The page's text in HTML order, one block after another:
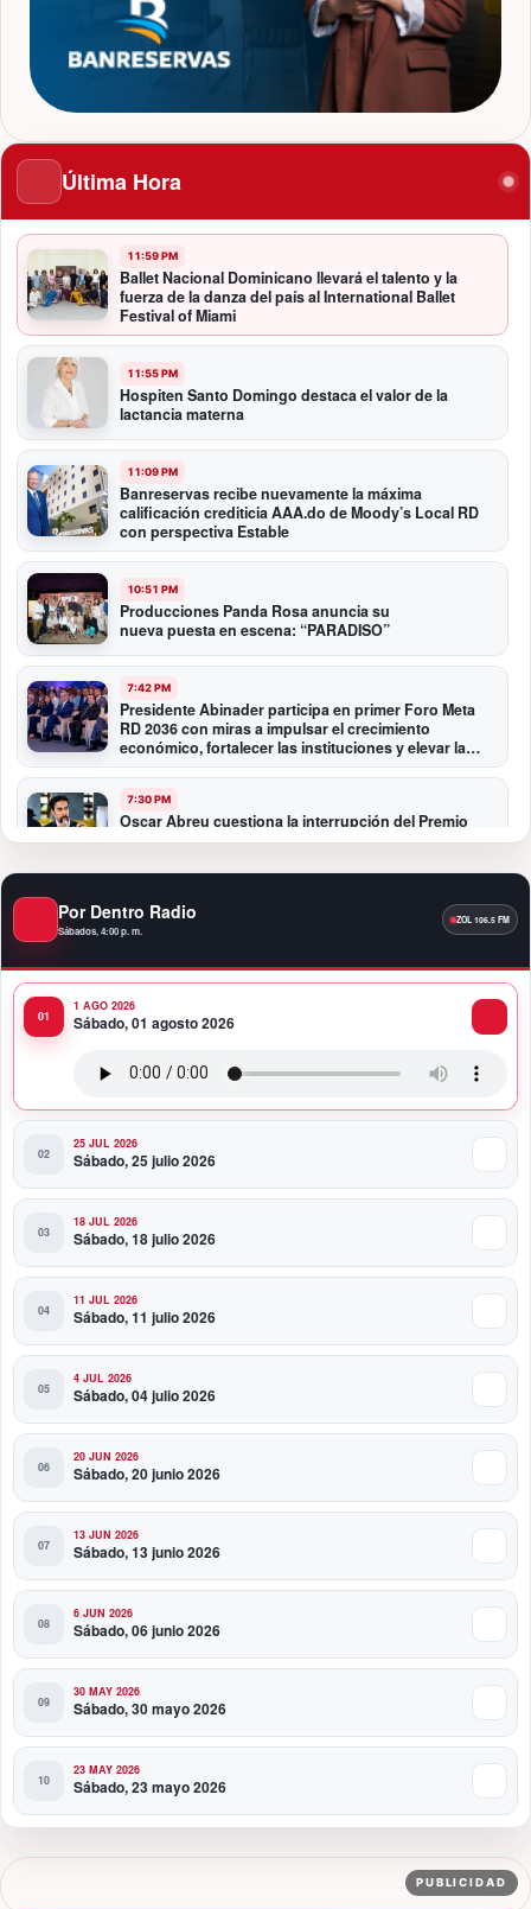
Última Hora
11:59 PM
Ballet Nacional Dominicano llevará el talento y la
fuerza de la danza del país al International Ballet
Festival of Miami
11:55 PM
Hospiten Santo Domingo destaca el valor de la
lactancia materna
11:09 PM
Banreservas recibe nuevamente la máxima
calificación crediticia AAA.do de Moody’s Local RD
con perspectiva Estable
10:51 PM
Producciones Panda Rosa anuncia su
nueva puesta en escena: “PARADISO”
7:42 PM
Presidente Abinader participa en primer Foro Meta
RD 2036 con miras a impulsar el crecimiento
económico, fortalecer las instituciones y elevar la
productividad
7:30 PM
Oscar Abreu cuestiona la interrupción del Premio
Nacional de Artes Visuales: “Un país que deja de
12:40 AM
Fortaleza del peso responde a fundamentos
experta
11:58 PM
Político/Comunicaciones
Por Dentro Radio
Sábados, 4:00 p. m.
1 AGO 2026
Sábado, 01 agosto 2026
25 JUL 2026
Sábado, 25 julio 2026
18 JUL 2026
Sábado, 18 julio 2026
11 JUL 2026
Sábado, 11 julio 2026
4 JUL 2026
Sábado, 04 julio 2026
20 JUN 2026
Sábado, 20 junio 2026
13 JUN 2026
Sábado, 13 junio 2026
6 JUN 2026
Sábado, 06 junio 2026
30 MAY 2026
Sábado, 30 mayo 2026
23 MAY 2026
Sábado, 23 mayo 2026
PUBLICIDAD